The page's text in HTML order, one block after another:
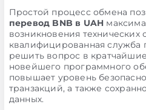
Простой процесс обмена
перевод BNB в UAH
возникновения технических
квалифицированная служба
решить вопрос в
новейшего программного
повышает уровень
транзакций, а также
данных.